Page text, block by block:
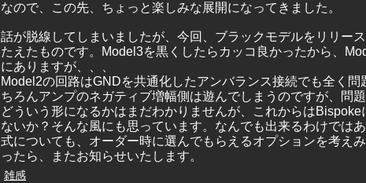
なので、この先、ちょっと楽しみな展開になってきました。
話が脱線してしまいましたが、今回、ブラックモデルをリリー
たえたものです。Model3を黒くしたらカッコ良かったから、
にありますが、、、
Model2の回路はGNDを共通化したアンバランス接続でも全く
ちろんアンプのネガティブ増幅側は遊んでしまうのですが、問題
どういう形になるかはまだわかりませんが、これからは
ないか？そんな風にも思っています。なんでも出来るわけでは
式についても、オーダー時に選んでもらえるオプションを考え
ったら、またお知らせいたします。
雑感